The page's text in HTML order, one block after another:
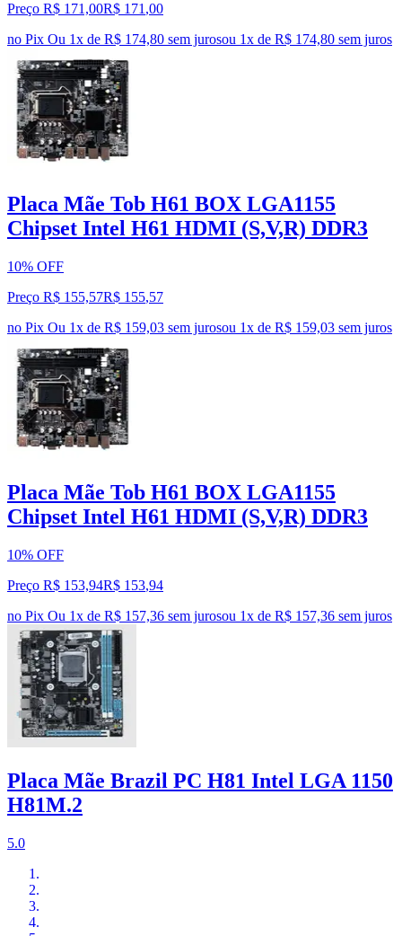
Preço R$ 171,00R$ 171,00
no Pix Ou 1x de R$ 174,80 sem jurosou 1x de R$ 174,80 sem juros
Placa Mãe Tob H61 BOX LGA1155
Chipset Intel H61 HDMI (S,V,R) DDR3
10% OFF
Preço R$ 155,57R$ 155,57
no Pix Ou 1x de R$ 159,03 sem jurosou 1x de R$ 159,03 sem juros
Placa Mãe Tob H61 BOX LGA1155
Chipset Intel H61 HDMI (S,V,R) DDR3
10% OFF
Preço R$ 153,94R$ 153,94
no Pix Ou 1x de R$ 157,36 sem jurosou 1x de R$ 157,36 sem juros
Placa Mãe Brazil PC H81 Intel LGA 1150
H81M.2
5.0